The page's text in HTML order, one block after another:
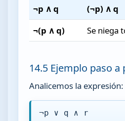
¬p ∧ q
(¬p) ∧ q
¬(p ∧ q)
Se niega
14.5 Ejemplo paso a
Analicemos la expresión:
¬p ∨ q ∧ r